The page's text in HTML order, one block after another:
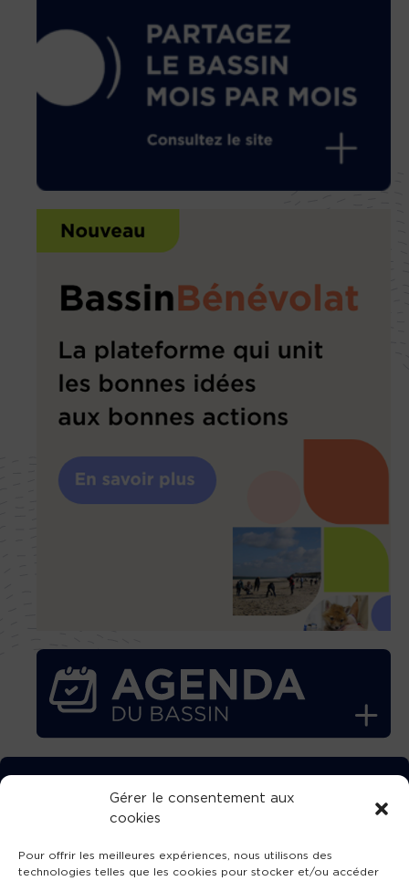
Gérer le consentement aux
cookies
Pour offrir les meilleures expériences, nous utilisons des
technologies telles que les cookies pour stocker et/ou accéder
TÉLÉCHARGEZ GRATUITEMENT
L’APPLICATION TVBA !